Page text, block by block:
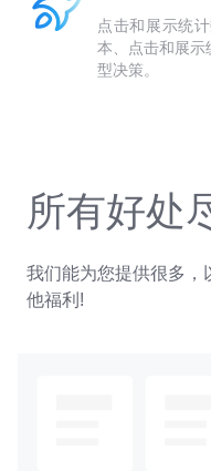
点击和展示统
本、点击和展示
型决策。
所有好处
我们能为您提供很多，
他福利!